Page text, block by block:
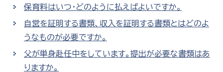
保育料はいつ・どのように払えばよいですか。
自営を証明する書類、収入を証明する書類とはどのよ
うなものが必要ですか。
父が単身赴任中をしています。提出が必要な書類はあ
りますか。